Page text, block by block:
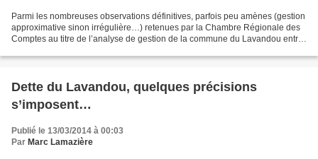
Parmi les nombreuses observations définitives, parfois peu amènes (gestion
approximative sinon irrégulière…) retenues par la Chambre Régionale des
Comptes au titre de l’analyse de gestion de la commune du Lavandou entre
Dette du Lavandou, quelques précisions
s’imposent…
Publié le 13/03/2014 à 00:03
Par Marc Lamazière